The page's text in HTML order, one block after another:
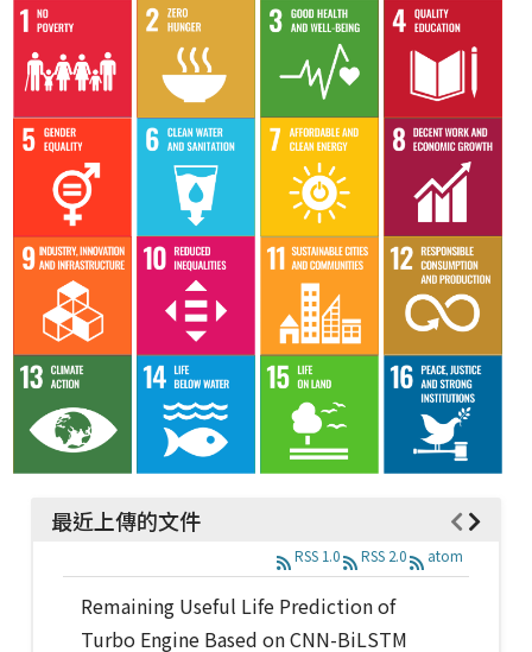
最近上傳的文件
RSS 1.0 RSS 2.0 atom
Remaining Useful Life Prediction of
Turbo Engine Based on CNN-BiLSTM